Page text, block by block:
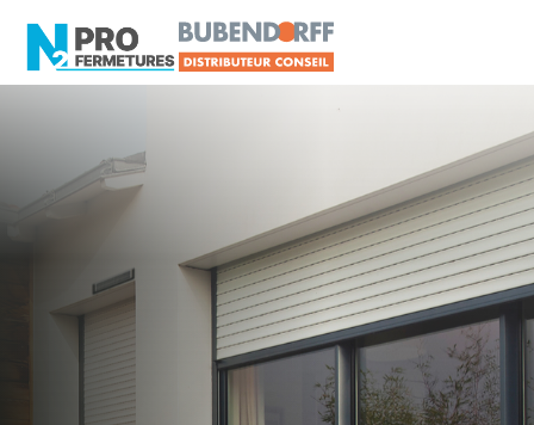
LOIRE-ATLANTIQUE -
Volet roulant
La Planche
Artisan, Menuisier, TPE ou PME proche de La